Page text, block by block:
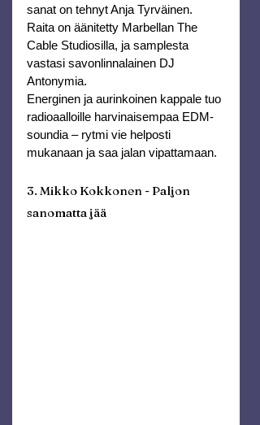
sanat on tehnyt Anja Tyrväinen.
Raita on äänitetty Marbellan The
Cable Studiosilla, ja samplesta
vastasi savonlinnalainen DJ
Antonymia.
Energinen ja aurinkoinen kappale tuo
radioaalloille harvinaisempaa EDM-
soundia – rytmi vie helposti
mukanaan ja saa jalan vipattamaan.
3. Mikko Kokkonen - Paljon
sanomatta jää